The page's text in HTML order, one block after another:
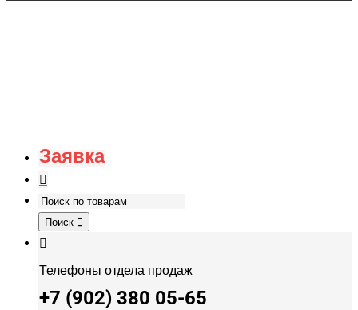
Заявка
Поиск
Телефоны отдела продаж
+7 (902) 380 05-65